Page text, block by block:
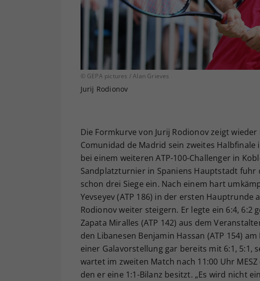
© GEPA pictures / Alan Grieves
Jurij Rodionov
Die Formkurve von Jurij Rodionov zeigt
Comunidad de Madrid sein zweites
bei einem weiteren ATP-100-Challenger in
Sandplatzturnier in Spaniens Hauptstadt fuhr
schon drei Siege ein. Nach einem hart
Yevseyev (ATP 186) in der ersten
Rodionov weiter steigern. Er legte ein 6:4, 6:2
Zapata Miralles (ATP 142) aus dem
den Libanesen Benjamin Hassan (ATP 154)
einer Galavorstellung gar bereits mit 6:1, 5:1,
wartet im zweiten Match nach 11:00 Uhr
den er eine 1:1-Bilanz besitzt. „Es wird nicht